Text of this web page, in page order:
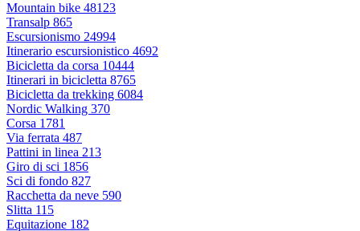
Mountain bike 48123
Transalp 865
Escursionismo 24994
Itinerario escursionistico 4692
Bicicletta da corsa 10444
Itinerari in bicicletta 8765
Bicicletta da trekking 6084
Nordic Walking 370
Corsa 1781
Via ferrata 487
Pattini in linea 213
Giro di sci 1856
Sci di fondo 827
Racchetta da neve 590
Slitta 115
Equitazione 182